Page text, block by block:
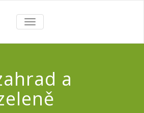
TOGGLE
NAVIGATION
a